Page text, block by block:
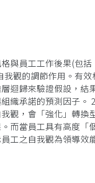
與員工工作後果(包
觀的調節作用。有效
迴歸來驗證假設，結
織承諾的預測因子。
觀，會「強化」轉換
而當員工具有高度「
工之自我觀為領導效